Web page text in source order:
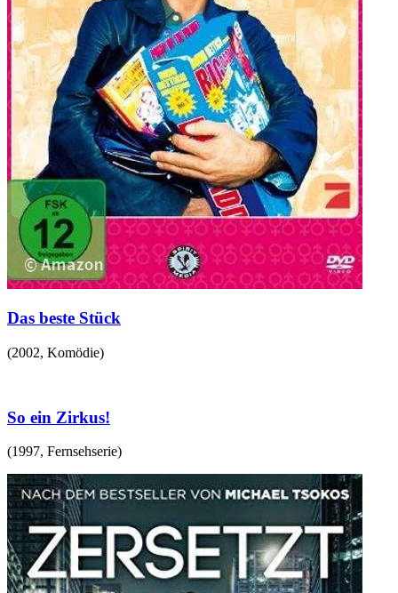
Das beste Stück
(2002, Komödie)
So ein Zirkus!
(1997, Fernsehserie)